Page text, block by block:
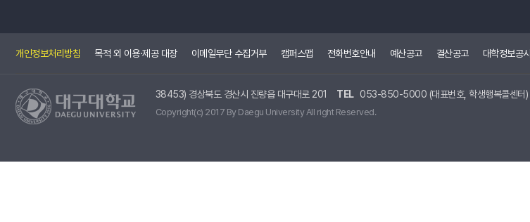
개인정보처리방침 목적 외 이용·제공 대장 이메일무단 수집거부 캠퍼스맵 전화번호안내 예산공고 결산공고 대학정보공시
38453) 경상북도 경산시 진량읍 대구대로 201 TEL 053-850-5000 (대표번호, 학생행복콜센터)
Copyright(c) 2017 By Daegu University All right Reserved.